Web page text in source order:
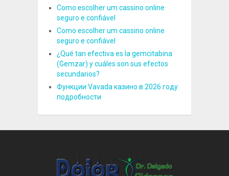
Como escolher um cassino online
seguro e confiável
Como escolher um cassino online
seguro e confiável
¿Qué tan efectiva es la gemcitabina
(Gemzar) y cuáles son sus efectos
secundarios?
Функции Vavada казино в 2026 году
подробности